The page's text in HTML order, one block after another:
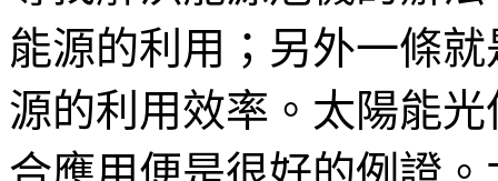
能源的利用；另外一條
源的利用效率。太陽能